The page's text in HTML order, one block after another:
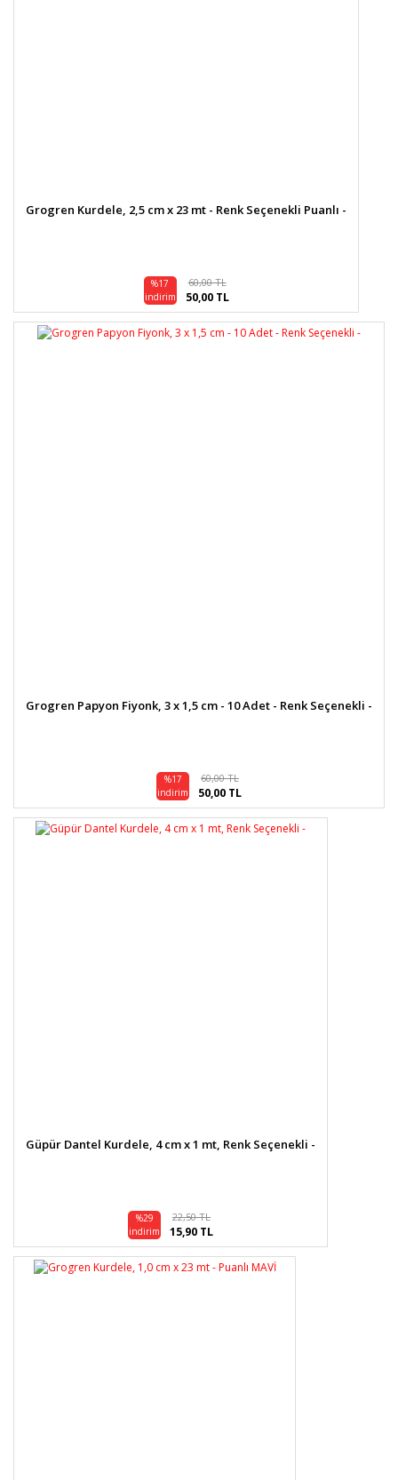
Grogren Kurdele, 2,5 cm x 23 mt - Renk Seçenekli Puanlı -
%17
indirim
60,00 TL
50,00 TL
Grogren Papyon Fiyonk, 3 x 1,5 cm - 10 Adet - Renk Seçenekli -
%17
indirim
60,00 TL
50,00 TL
Güpür Dantel Kurdele, 4 cm x 1 mt, Renk Seçenekli -
%29
indirim
22,50 TL
15,90 TL